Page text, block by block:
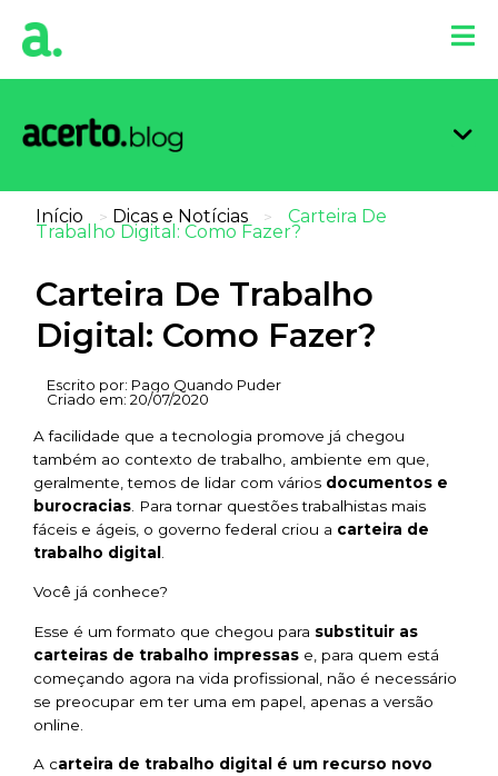
Início > Dicas e Notícias > Carteira De
Trabalho Digital: Como Fazer?
Carteira De Trabalho
Digital: Como Fazer?
Escrito por: Pago Quando Puder
Criado em: 20/07/2020
A facilidade que a tecnologia promove já chegou
também ao contexto de trabalho, ambiente em que,
geralmente, temos de lidar com vários documentos e
burocracias . Para tornar questões trabalhistas mais
fáceis e ágeis, o governo federal criou a carteira de
trabalho digital
Você já conhece?
Esse é um formato que chegou para substituir as
carteiras de trabalho impressas e, para quem está
começando agora na vida profissional, não é necessário
se preocupar em ter uma em papel, apenas a versão
online.
A carteira de trabalho digital é um recurso novo